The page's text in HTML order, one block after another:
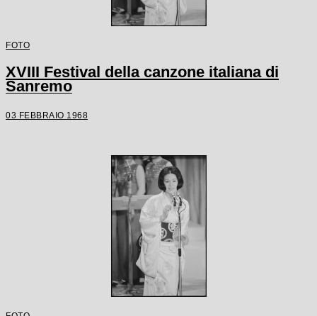
FOTO
XVIII Festival della canzone italiana di
Sanremo
03 FEBBRAIO 1968